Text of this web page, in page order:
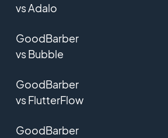
vs Adalo
GoodBarber
vs Bubble
GoodBarber
vs FlutterFlow
GoodBarber